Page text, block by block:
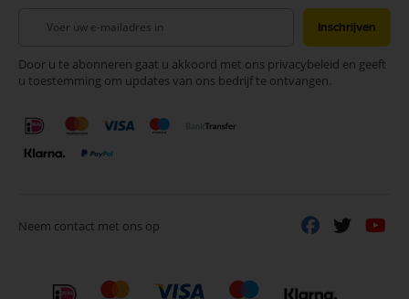
onze
nieuwsbrief
Inschrijven
Door u te abonneren gaat u akkoord met ons privacybeleid en geeft
u toestemming om updates van ons bedrijf te ontvangen.
Neem contact met ons op